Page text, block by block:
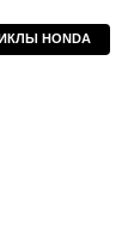
HONDA